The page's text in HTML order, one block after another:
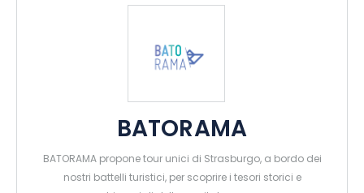
BATORAMA
BATORAMA propone tour unici di Strasburgo, a bordo dei
nostri battelli turistici, per scoprire i tesori storici e